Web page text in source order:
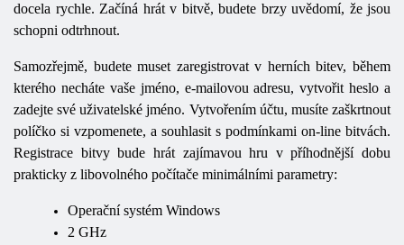
docela rychle. Začíná hrát v bitvě, budete brzy uvědomí, že jsou
schopni odtrhnout.
Samozřejmě, budete muset zaregistrovat v herních bitev, během
kterého necháte vaše jméno, e-mailovou adresu, vytvořit heslo a
zadejte své uživatelské jméno. Vytvořením účtu, musíte zaškrtnout
políčko si vzpomenete, a souhlasit s podmínkami on-line bitvách.
Registrace bitvy bude hrát zajímavou hru v příhodnější dobu
prakticky z libovolného počítače minimálními parametry:
Operační systém Windows
2 GHz